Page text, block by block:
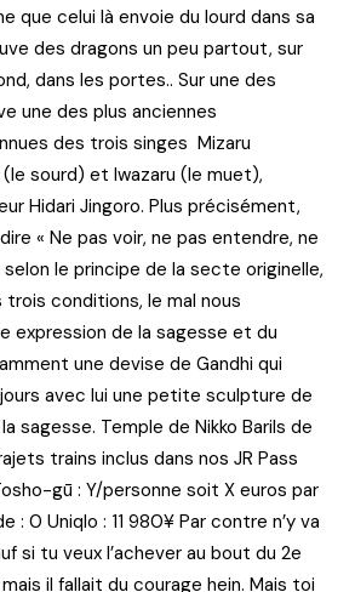
que celui là envoie du lourd dans sa
des dragons un peu partout, sur
dans les portes.. Sur une des
une des plus anciennes
des trois singes Mizaru
(le sourd) et Iwazaru (le muet),
Hidari Jingoro. Plus précisément,
« Ne pas voir, ne pas entendre, ne
selon le principe de la secte originelle,
conditions, le mal nous
expression de la sagesse et du
une devise de Gandhi qui
avec lui une petite sculpture de
sagesse. Temple de Nikko Barils de
trains inclus dans nos JR Pass
gū : Y/personne soit X euros par
: 0 Uniqlo : 11 980¥ Par contre n’y va
si tu veux l’achever au bout du 2e
il fallait du courage hein. Mais toi